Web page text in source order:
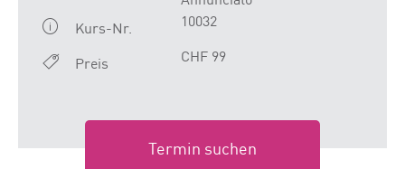
Kurs-Nr.
10032
Preis
CHF 99
Termin suchen